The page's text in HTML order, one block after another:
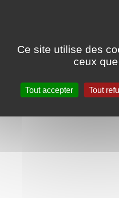
Ce site utilise des
ceux
Tout accepter Tout